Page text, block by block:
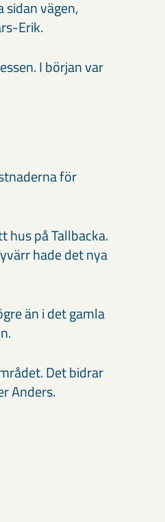
sidan vägen,
Erik.
I början var
för
hus på Tallbacka.
hade det nya
än i det gamla
Det bidrar
Anders.